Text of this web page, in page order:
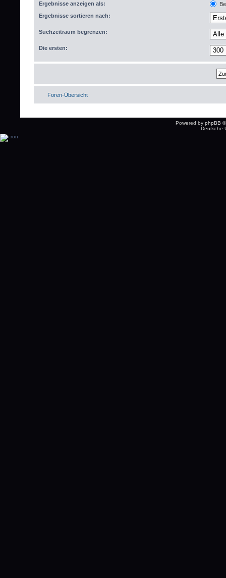
Ergebnisse anzeigen als:
Ergebnisse sortieren nach:
Suchzeitraum begrenzen:
Die ersten:
Foren-Übersicht
Powered by phpBB
Deutsche